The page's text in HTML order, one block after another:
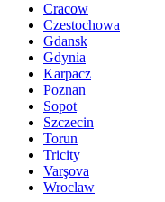
Cracow
Czestochowa
Gdansk
Gdynia
Karpacz
Poznan
Sopot
Szczecin
Torun
Tricity
Varşova
Wroclaw